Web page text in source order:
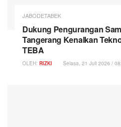
JABODETABEK
Dukung Pengurangan
Tangerang Kenalkan
TEBA
OLEH: RIZKI Selasa, 21 Juli 2026 /